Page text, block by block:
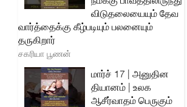
விடுதலையையும் தேவ
வார்த்தைக்கு கீழ்படியும் பலனையும்
தருகிறார்
சகரியா பூணன்
மார்ச் 17 | அனுதின
தியானம் | உலக
ஆசீர்வாதம் பெருகும்